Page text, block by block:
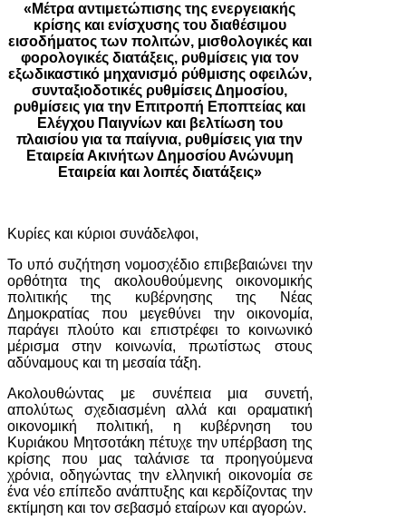
«Μέτρα αντιμετώπισης της ενεργειακής
κρίσης και ενίσχυσης του διαθέσιμου
εισοδήματος των πολιτών, μισθολογικές και
φορολογικές διατάξεις, ρυθμίσεις για τον
εξωδικαστικό μηχανισμό ρύθμισης οφειλών,
συνταξιοδοτικές ρυθμίσεις Δημοσίου,
ρυθμίσεις για την Επιτροπή Εποπτείας και
Ελέγχου Παιγνίων και βελτίωση του
πλαισίου για τα παίγνια, ρυθμίσεις για την
Εταιρεία Ακινήτων Δημοσίου Ανώνυμη
Εταιρεία και λοιπές διατάξεις»
Κυρίες και κύριοι συνάδελφοι,
Το υπό συζήτηση νομοσχέδιο επιβεβαιώνει την
ορθότητα της ακολουθούμενης οικονομικής
πολιτικής της κυβέρνησης της Νέας
Δημοκρατίας που μεγεθύνει την οικονομία,
παράγει πλούτο και επιστρέφει το κοινωνικό
μέρισμα στην κοινωνία, πρωτίστως στους
αδύναμους και τη μεσαία τάξη.
Ακολουθώντας με συνέπεια μια συνετή,
απολύτως σχεδιασμένη αλλά και οραματική
οικονομική πολιτική, η κυβέρνηση του
Κυριάκου Μητσοτάκη πέτυχε την υπέρβαση της
κρίσης που μας ταλάνισε τα προηγούμενα
χρόνια, οδηγώντας την ελληνική οικονομία σε
ένα νέο επίπεδο ανάπτυξης και κερδίζοντας την
εκτίμηση και τον σεβασμό εταίρων και αγορών.